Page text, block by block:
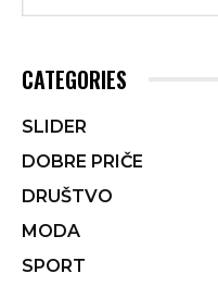
CATEGORIES
SLIDER
DOBRE PRIČE
DRUŠTVO
MODA
SPORT